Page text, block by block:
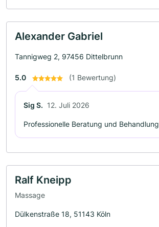
Alexander Gabriel
Tannigweg 2, 97456 Dittelbrunn
5.0 (1 Bewertung)
Sig S. 12. Juli 2026
Professionelle Beratung und Behandlung
Ralf Kneipp
Massage
Dülkenstraße 18, 51143 Köln